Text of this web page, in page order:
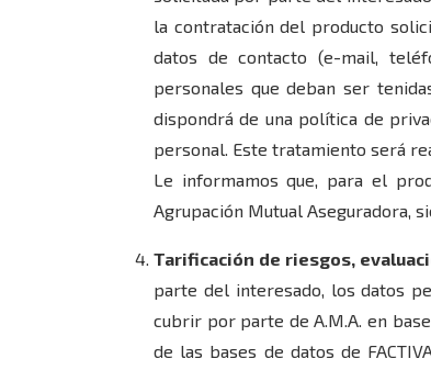
la contratación del producto
datos de contacto (e-mail,
personales que deban ser
dispondrá de una política de
personal. Este tratamiento será
Le informamos que, para el
Agrupación Mutual Aseguradora,
Tarificación de riesgos,
parte del interesado, los datos
cubrir por parte de A.M.A. en
de las bases de datos de